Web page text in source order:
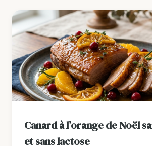
Canard à l’orange de Noël
et sans lactose